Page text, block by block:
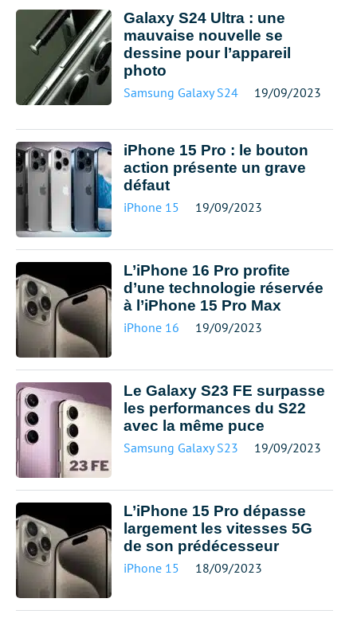
Galaxy S24 Ultra : une
mauvaise nouvelle se
dessine pour l’appareil
photo
Samsung Galaxy S24 19/09/2023
iPhone 15 Pro : le bouton
action présente un grave
défaut
iPhone 15 19/09/2023
L’iPhone 16 Pro profite
d’une technologie réservée
à l’iPhone 15 Pro Max
iPhone 16 19/09/2023
Le Galaxy S23 FE surpasse
les performances du S22
avec la même puce
Samsung Galaxy S23 19/09/2023
L’iPhone 15 Pro dépasse
largement les vitesses 5G
de son prédécesseur
iPhone 15 18/09/2023